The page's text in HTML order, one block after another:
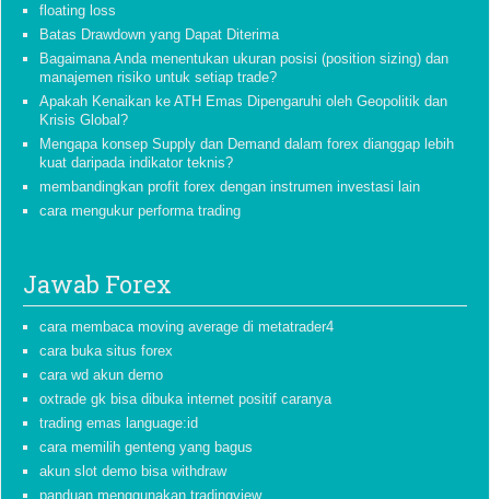
floating loss
Batas Drawdown yang Dapat Diterima
Bagaimana Anda menentukan ukuran posisi (position sizing) dan
manajemen risiko untuk setiap trade?
Apakah Kenaikan ke ATH Emas Dipengaruhi oleh Geopolitik dan
Krisis Global?
Mengapa konsep Supply dan Demand dalam forex dianggap lebih
kuat daripada indikator teknis?
membandingkan profit forex dengan instrumen investasi lain
cara mengukur performa trading
Jawab Forex
cara membaca moving average di metatrader4
cara buka situs forex
cara wd akun demo
oxtrade gk bisa dibuka internet positif caranya
trading emas language:id
cara memilih genteng yang bagus
akun slot demo bisa withdraw
panduan menggunakan tradingview